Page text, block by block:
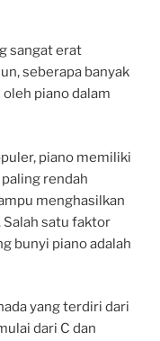
sangat erat
seberapa banyak
piano dalam
piano memiliki
rendah
menghasilkan
Salah satu faktor
bunyi piano adalah
yang terdiri dari
dari C dan